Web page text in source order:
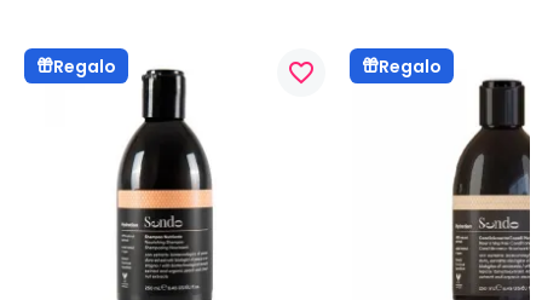
Regalo favorite_border Regalo